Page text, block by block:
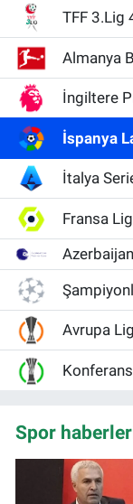
TFF 3.Lig
Almanya
İngiltere
İspanya
İtalya
Fransa
Avrupa
Spor